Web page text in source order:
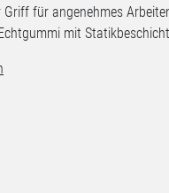
Griff für angenehmes
mit